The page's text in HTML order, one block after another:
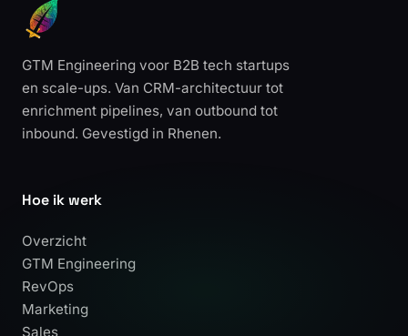
GTM Engineering voor B2B tech startups
en scale-ups. Van CRM-architectuur tot
enrichment pipelines, van outbound tot
inbound. Gevestigd in Rhenen.
Hoe ik werk
Overzicht
GTM Engineering
RevOps
Marketing
Sales